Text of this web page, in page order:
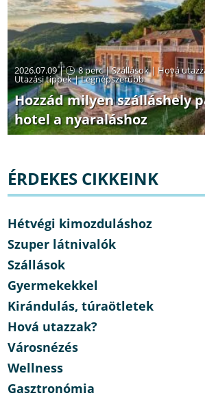
2026.07.09 | 8 perc|Szállások| Hová
Utazási tippek|Legnépszerűbb
Hozzád milyen szálláshely
hotel a nyaraláshoz
ÉRDEKES CIKKEINK
Hétvégi kimozduláshoz
Szuper látnivalók
Szállások
Gyermekekkel
Kirándulás, túraötletek
Hová utazzak?
Városnézés
Wellness
Gasztronómia